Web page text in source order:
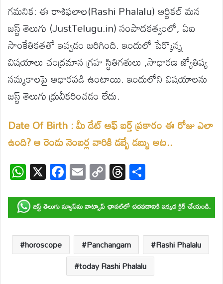
గమనిక: ఈ రాశిఫలాల(Rashi Phalalu) ఆర్టికల్ మన
జస్ట్ తెలుగు (JustTelugu.in) సంపాదకత్వంలో, ఏఐ
సాంకేతికతతో ఇవ్వడం జరిగింది. ఇందులో పేర్కొన్న
విషయాలు చంద్రమాన గ్రహ స్థితిగతులు ,సాధారణ జ్యోతిష్య
నమ్మకాలపై ఆధారపడి ఉంటాయి. ఇందులోని విషయాలను
జస్ట్ తెలుగు ధ్రువీకరించడం లేదు.
Date Of Birth : మీ డేట్ ఆఫ్ బర్త్ ప్రకారం ఈ రోజు ఎలా
ఉంది? ఆ రెండు నెంబర్ల వారికి డబ్బే డబ్బు అట..
W
h
at
s
A
p
X F
ac
e
b
o
o
k
E
m
ail
C
o
p
y
Li
n
k
T
hr
e
a
d
s
ar
e
horoscope Panchangam
Rashi Phalalu
today Rashi Phalalu